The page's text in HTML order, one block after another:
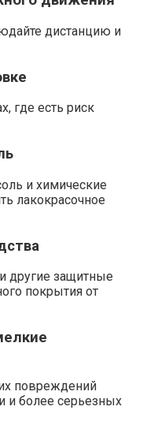
дистанцию и
где есть риск
и химические
лакокрасочное
другие защитные
покрытия от
повреждений
и более серьезных